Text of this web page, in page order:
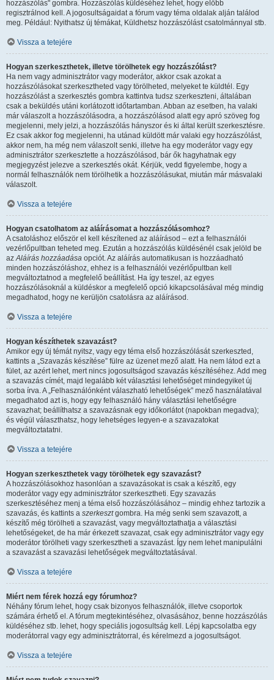
hozzászólás" gombra. Hozzászólás küldéséhez lehet, hogy előbb
regisztrálnod kell. A jogosultságaidat a fórum vagy téma oldalak alján találod
meg. Például: Nyithatsz új témákat, Küldhetsz hozzászólást csatolmánnyal stb.
Vissza a tetejére
Hogyan szerkeszthetek, illetve törölhetek egy hozzászólást?
Ha nem vagy adminisztrátor vagy moderátor, akkor csak azokat a
hozzászólásokat szerkesztheted vagy törölheted, melyeket te küldtél. Egy
hozzászólást a szerkesztés gombra kattintva tudsz szerkeszteni, általában
csak a beküldés utáni korlátozott időtartamban. Abban az esetben, ha valaki
már válaszolt a hozzászólásodra, a hozzászólásod alatt egy apró szöveg fog
megjelenni, mely jelzi, a hozzászólás hányszor és ki által került szerkesztésre.
Ez csak akkor fog megjelenni, ha utánad küldött már valaki egy hozzászólást,
akkor nem, ha még nem válaszolt senki, illetve ha egy moderátor vagy egy
adminisztrátor szerkesztette a hozzászólásod, bár ők hagyhatnak egy
megjegyzést jelezve a szerkesztés okát. Kérjük, vedd figyelembe, hogy a
normál felhasználók nem törölhetik a hozzászólásukat, miután már másvalaki
válaszolt.
Vissza a tetejére
Hogyan csatolhatom az aláírásomat a hozzászólásomhoz?
A csatoláshoz először el kell készítened az aláírásod – ezt a felhasználói
vezérlőpultban teheted meg. Ezután a hozzászólás küldésénél csak jelöld be
azAláírás hozzáadása opciót. Az aláírás automatikusan is hozzáadható
minden hozzászóláshoz, ehhez is a felhasználói vezérlőpultban kell
megváltoztatnod a megfelelő beállítást. Ha így teszel, az egyes
hozzászólásoknál a küldéskor a megfelelő opció kikapcsolásával még mindig
megadhatod, hogy ne kerüljön csatolásra az aláírásod.
Vissza a tetejére
Hogyan készíthetek szavazást?
Amikor egy új témát nyitsz, vagy egy téma első hozzászólását szerkeszted,
kattints a „Szavazás készítése” fülre az üzenet mező alatt. Ha nem látod ezt a
fület, az azért lehet, mert nincs jogosultságod szavazás készítéséhez. Add meg
a szavazás címét, majd legalább két választási lehetőséget mindegyiket új
sorba írva. A „Felhasználónként válaszható lehetőségek” mező használatával
megadhatod azt is, hogy egy felhasználó hány választási lehetőségre
szavazhat; beállíthatsz a szavazásnak egy időkorlátot (napokban megadva);
és végül választhatsz, hogy lehetséges legyen-e a szavazatokat
megváltoztatatni.
Vissza a tetejére
Hogyan szerkeszthetek vagy törölhetek egy szavazást?
A hozzászólásokhoz hasonlóan a szavazásokat is csak a készítő, egy
moderátor vagy egy adminisztrátor szerkesztheti. Egy szavazás
szerkesztéséhez menj a téma első hozzászólásához – mindig ehhez tartozik a
szavazás, és kattints a szerkesztgombra. Ha még senki sem szavazott, a
készítő még törölheti a szavazást, vagy megváltoztathatja a választási
lehetőségeket, de ha már érkezett szavazat, csak egy adminisztrátor vagy egy
moderátor törölheti vagy szerkesztheti a szavazást. Így nem lehet manipulálni
a szavazást a szavazási lehetőségek megváltoztatásával.
Vissza a tetejére
Miért nem férek hozzá egy fórumhoz?
Néhány fórum lehet, hogy csak bizonyos felhasználók, illetve csoportok
számára érhető el. A fórum megtekintéséhez, olvasásához, benne hozzászólás
küldéséhez stb. lehet, hogy speciális jogosultság kell. Lépj kapcsolatba egy
moderátorral vagy egy adminisztrátorral, és kérelmezd a jogosultságot.
Vissza a tetejére